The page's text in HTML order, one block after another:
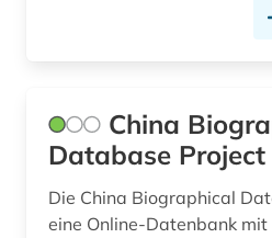
schweiz (4)
sorben (1)
China
Database Project
Die China Biographical
eine Online-Datenbank